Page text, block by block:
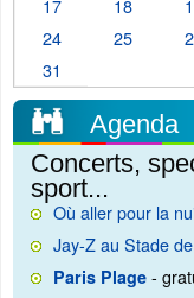
17
18
24
25
31
Agenda
Concerts,
sport...
Où aller pour la
Jay-Z au Stade
Paris Plage -